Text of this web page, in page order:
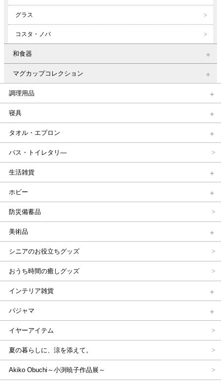
グラス
コスタ・ノバ
和食器
マグカップコレクション
調理用品
寝具
タオル・エプロン
バス・トイレタリ―
生活雑貨
ホビー
防災備蓄品
美術品
シニアのお役立ちグッズ
おうち時間の癒しグッズ
インテリア雑貨
パジャマ
イヤーアイテム
夏の暮らしに、涼を添えて。
Akiko Obuchi～小渕暁子作品展～